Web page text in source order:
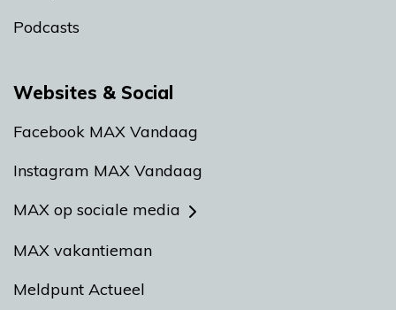
Podcasts
Websites & Social
Facebook MAX Vandaag
Instagram MAX Vandaag
MAX op sociale media
MAX vakantieman
Meldpunt Actueel